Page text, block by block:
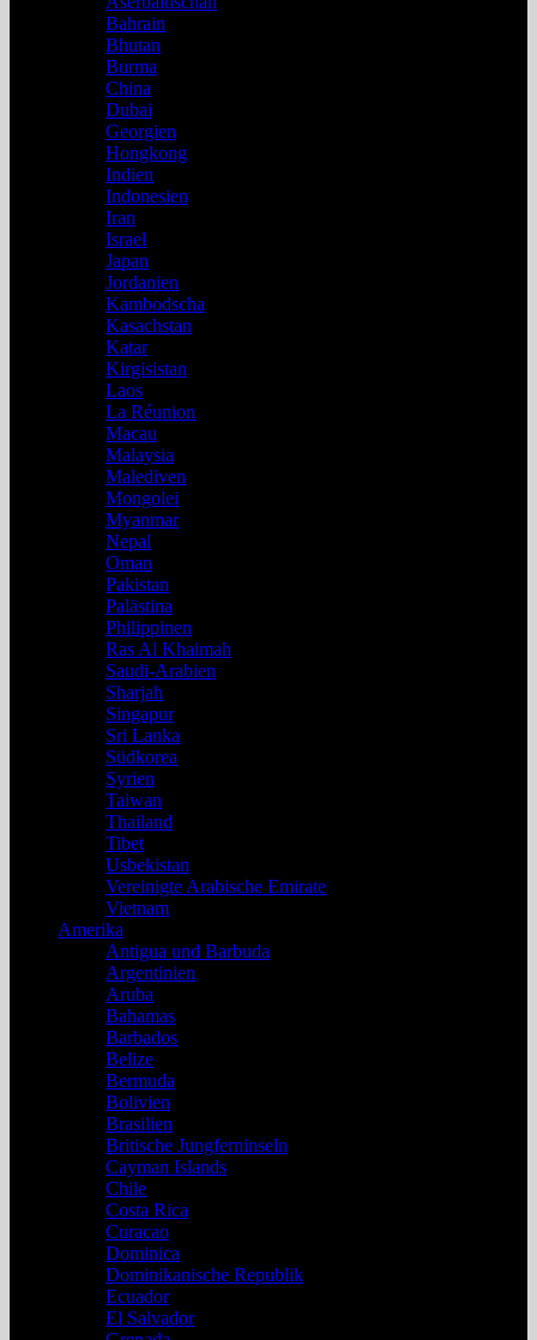
Bahrain
Bhutan
Burma
China
Dubai
Georgien
Hongkong
Indien
Indonesien
Iran
Israel
Japan
Jordanien
Kambodscha
Kasachstan
Katar
Kirgisistan
Laos
La Réunion
Macau
Malaysia
Malediven
Mongolei
Myanmar
Nepal
Oman
Pakistan
Palästina
Philippinen
Ras Al Khaimah
Saudi-Arabien
Sharjah
Singapur
Sri Lanka
Südkorea
Syrien
Taiwan
Thailand
Tibet
Usbekistan
Vereinigte Arabische Emirate
Vietnam
Amerika
Antigua und Barbuda
Argentinien
Aruba
Bahamas
Barbados
Belize
Bermuda
Bolivien
Brasilien
Britische Jungferninseln
Cayman Islands
Chile
Costa Rica
Curacao
Dominica
Dominikanische Republik
Ecuador
El Salvador